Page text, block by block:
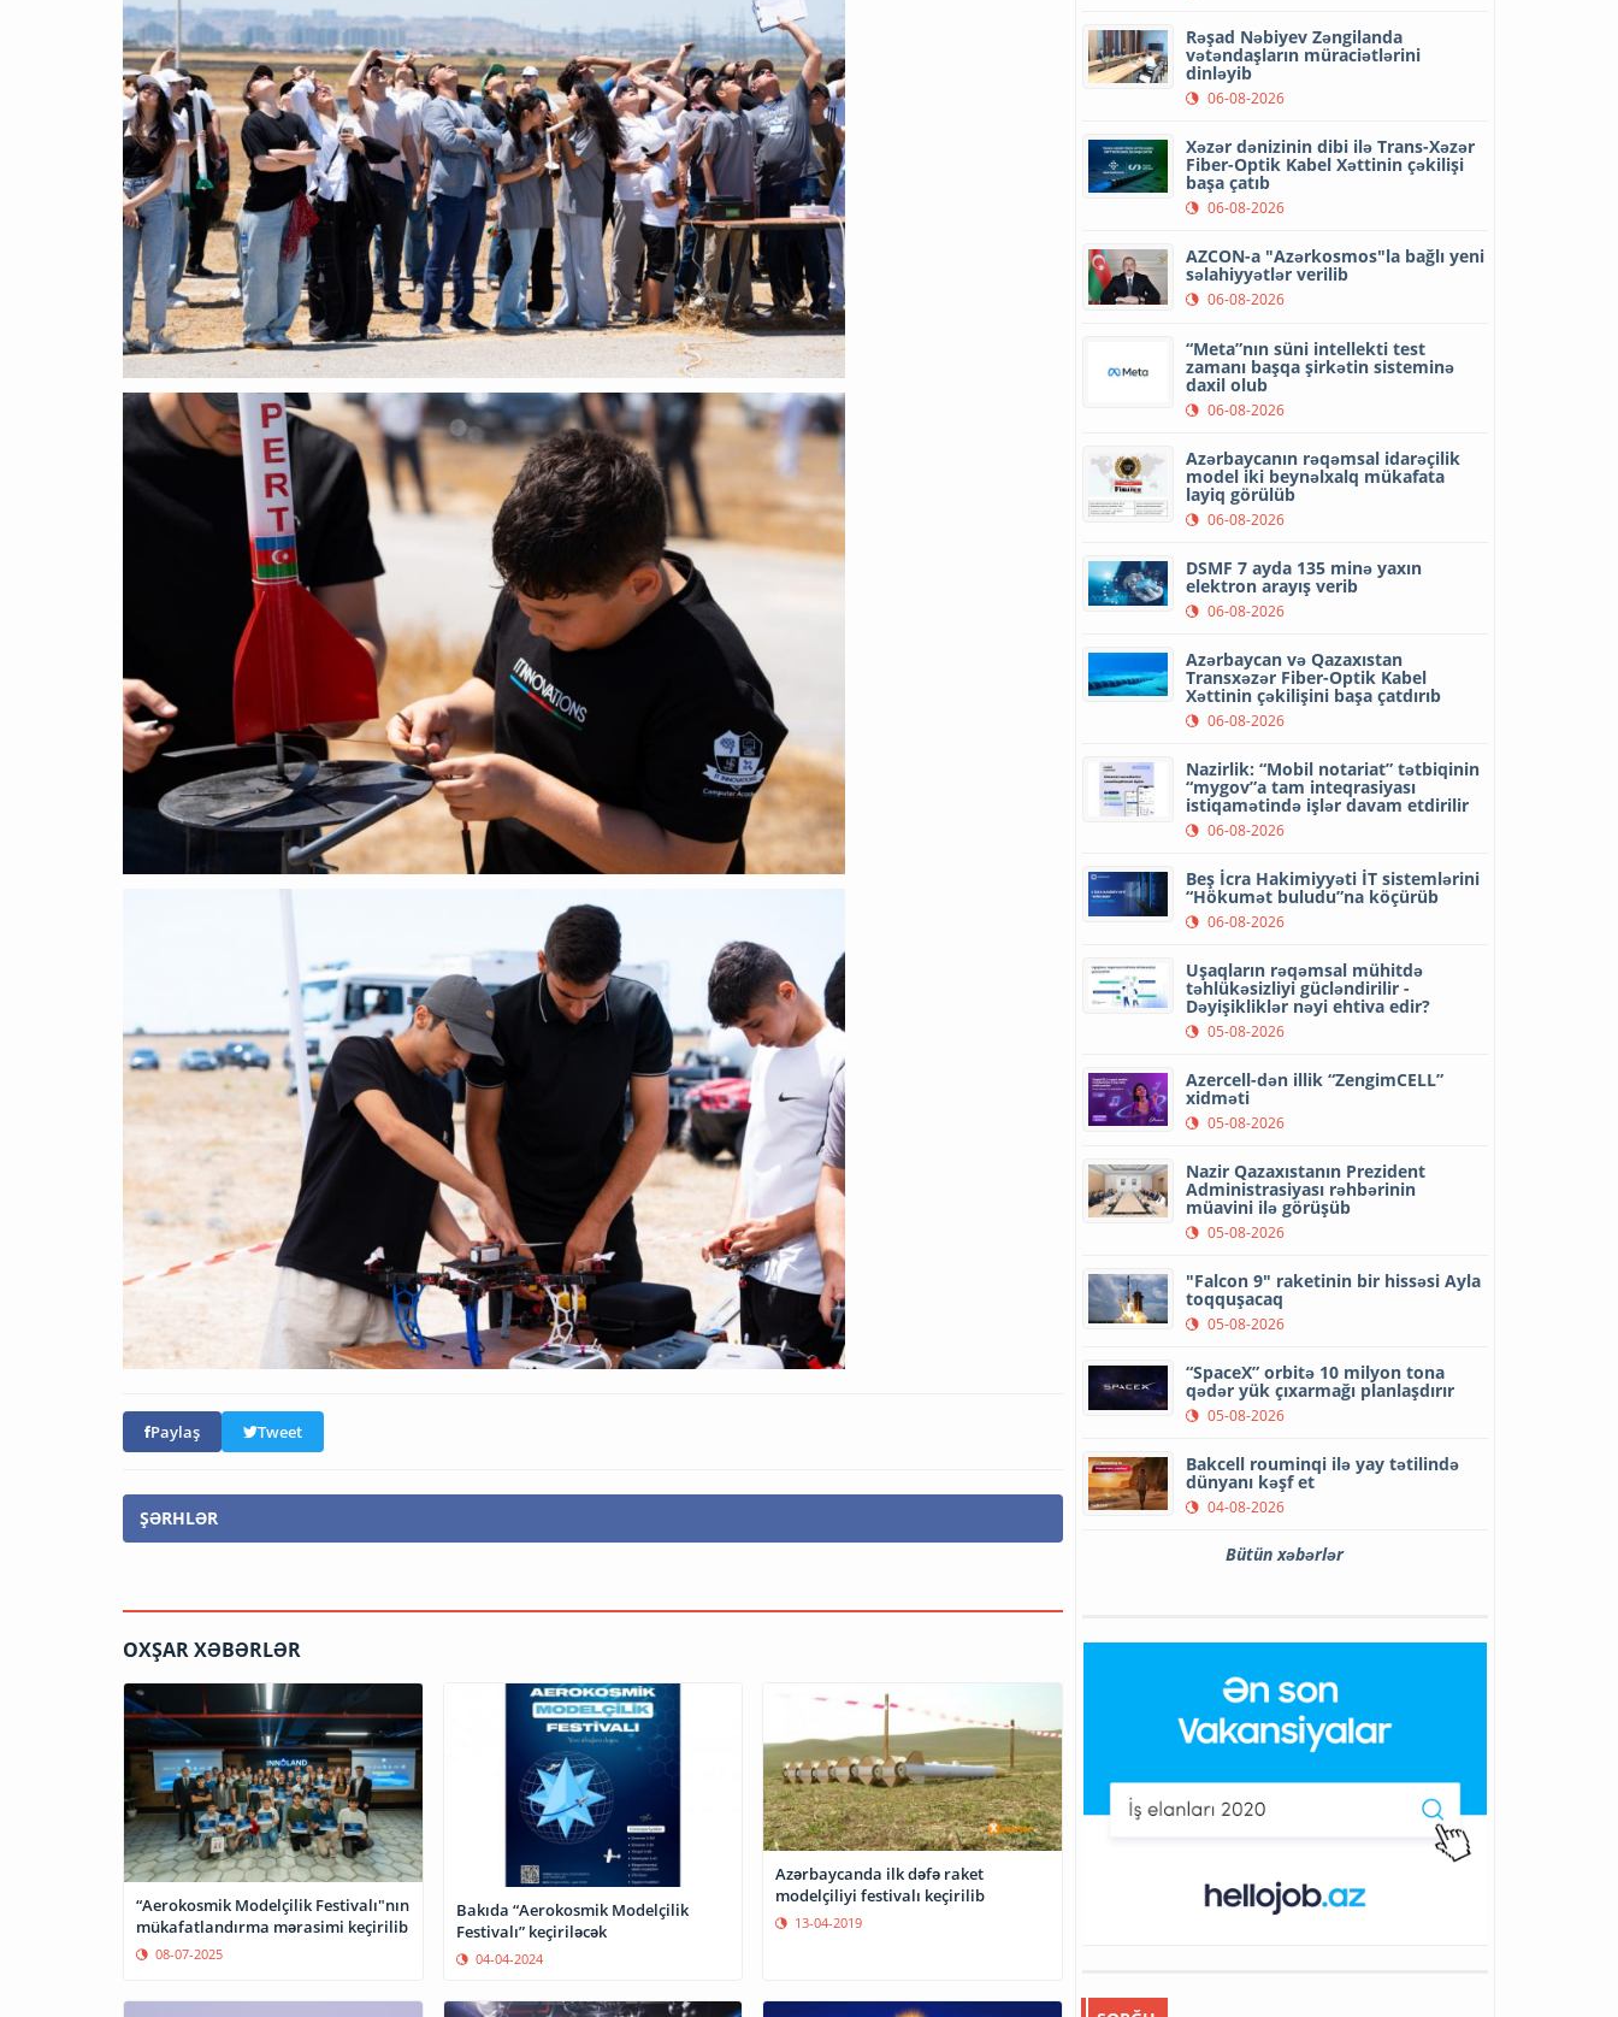
Paylaş Tweet
ŞƏRHLƏR
OXŞAR XƏBƏRLƏR
“Aerokosmik Modelçilik Festivalı"nın
mükafatlandırma mərasimi keçirilib
08-07-2025
Bakıda “Aerokosmik Modelçilik
Festivalı” keçiriləcək
04-04-2024
Azərbaycanda ilk dəfə raket
modelçiliyi festivalı keçirilib
13-04-2019
Rəşad Nəbiyev Zəngilanda
vətəndaşların müraciətlərini
dinləyib
06-08-2026
Xəzər dənizinin dibi ilə Trans-Xəzər
Fiber-Optik Kabel Xəttinin çəkilişi
başa çatıb
06-08-2026
AZCON-a "Azərkosmos"la bağlı yeni
səlahiyyətlər verilib
06-08-2026
“Meta”nın süni intellekti test
zamanı başqa şirkətin sisteminə
daxil olub
06-08-2026
Azərbaycanın rəqəmsal idarəçilik
model iki beynəlxalq mükafata
layiq görülüb
06-08-2026
DSMF 7 ayda 135 minə yaxın
elektron arayış verib
06-08-2026
Azərbaycan və Qazaxıstan
Transxəzər Fiber-Optik Kabel
Xəttinin çəkilişini başa çatdırıb
06-08-2026
Nazirlik: “Mobil notariat” tətbiqinin
“mygov”a tam inteqrasiyası
istiqamətində işlər davam etdirilir
06-08-2026
Beş İcra Hakimiyyəti İT sistemlərini
“Hökumət buludu”na köçürüb
06-08-2026
Uşaqların rəqəmsal mühitdə
təhlükəsizliyi gücləndirilir -
Dəyişikliklər nəyi ehtiva edir?
05-08-2026
Azercell-dən illik “ZengimCELL”
xidməti
05-08-2026
Nazir Qazaxıstanın Prezident
Administrasiyası rəhbərinin
müavini ilə görüşüb
05-08-2026
"Falcon 9" raketinin bir hissəsi Ayla
toqquşacaq
05-08-2026
“SpaceX” orbitə 10 milyon tona
qədər yük çıxarmağı planlaşdırır
05-08-2026
Bakcell rouminqi ilə yay tətilində
dünyanı kəşf et
04-08-2026
Bütün xəbərlər